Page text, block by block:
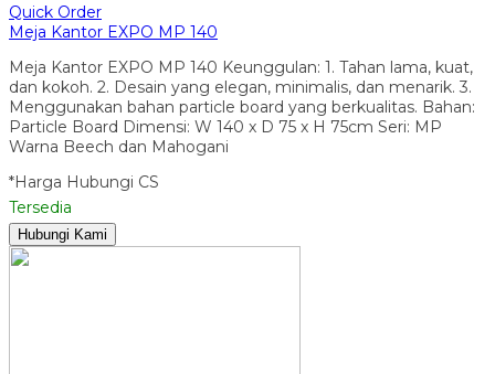
Quick Order
Meja Kantor EXPO MP 140
Meja Kantor EXPO MP 140 Keunggulan: 1. Tahan lama, kuat,
dan kokoh. 2. Desain yang elegan, minimalis, dan menarik. 3.
Menggunakan bahan particle board yang berkualitas. Bahan:
Particle Board Dimensi: W 140 x D 75 x H 75cm Seri: MP
Warna Beech dan Mahogani
*Harga Hubungi CS
Tersedia
Hubungi Kami